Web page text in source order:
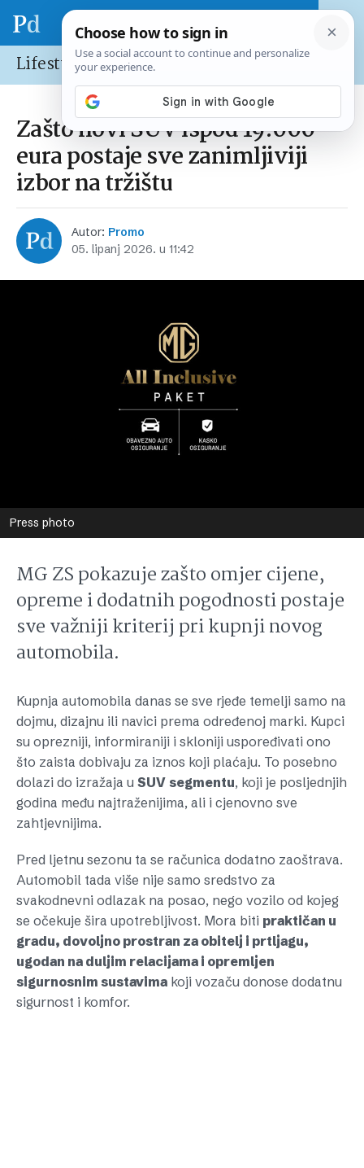
Lifestyle
Zašto novi SUV ispod 19.000
eura postaje sve zanimljiviji
izbor na tržištu
Autor: Promo
05. lipanj 2026. u 11:42
Press photo
MG ZS pokazuje zašto omjer cijene,
opreme i dodatnih pogodnosti postaje
sve važniji kriterij pri kupnji novog
automobila.
Kupnja automobila danas se sve rjeđe temelji samo na
dojmu, dizajnu ili navici prema određenoj marki. Kupci
su oprezniji, informiraniji i skloniji uspoređivati ono
što zaista dobivaju za iznos koji plaćaju. To posebno
dolazi do izražaja u SUV segmentu, koji je posljednjih
godina među najtraženijima, ali i cjenovno sve
zahtjevnijima.
Pred ljetnu sezonu ta se računica dodatno zaoštrava.
Automobil tada više nije samo sredstvo za
svakodnevni odlazak na posao, nego vozilo od kojeg
se očekuje šira upotrebljivost. Mora biti praktičan u
gradu, dovoljno prostran za obitelj i prtljagu,
ugodan na duljim relacijama i opremljen
sigurnosnim sustavima koji vozaču donose dodatnu
sigurnost i komfor.